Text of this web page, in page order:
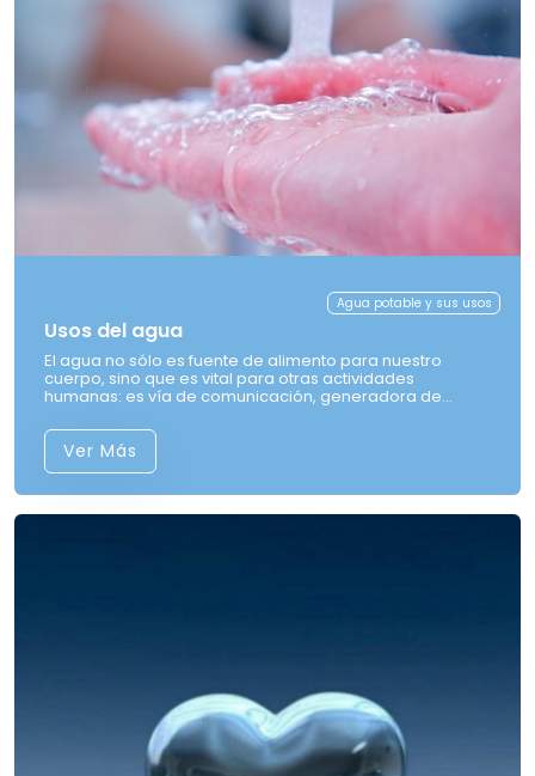
Agua potable y sus usos
Usos del agua
El agua no sólo es fuente de alimento para nuestro
cuerpo, sino que es vital para otras actividades
humanas: es vía de comunicación, generadora de
industriales.
Ver Más